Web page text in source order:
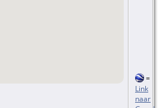
=
Link
naar